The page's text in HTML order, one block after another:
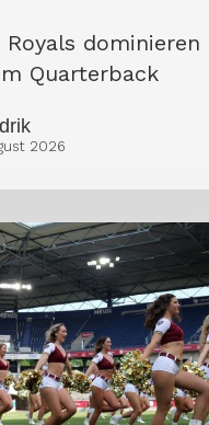
Royals dominieren
Quarterback
2026